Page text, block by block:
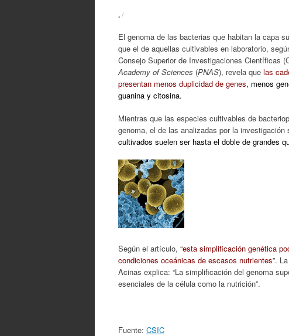
./
El genoma de las bacterias que habitan la capa
que el de aquellas cultivables en laboratorio,
Consejo Superior de Investigaciones Científicas
Academy of Sciences (PNAS), revela que las
presentan menos duplicidad de genes, menos
guanina y citosina.
Mientras que las especies cultivables de
genoma, el de las analizadas por la
cultivados suelen ser hasta el doble de grandes
Según el artículo, “esta simplificación genética
condiciones oceánicas de escasos nutrientes”.
Acinas explica: “La simplificación del genoma
esenciales de la célula como la nutrición”.
Fuente: CSIC